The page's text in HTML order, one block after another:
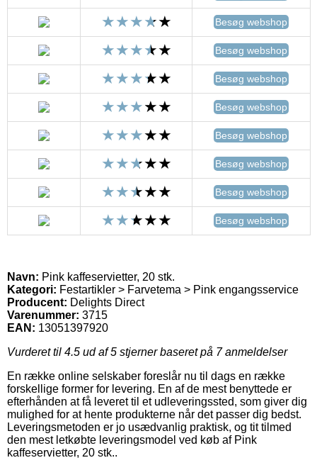
Besøg webshop
Besøg webshop
Besøg webshop
Besøg webshop
Besøg webshop
Besøg webshop
Besøg webshop
Besøg webshop
Navn: Pink kaffeservietter, 20 stk.
Kategori: Festartikler > Farvetema > Pink engangsservice
Producent: Delights Direct
Varenummer: 3715
EAN: 13051397920
Vurderet til 4.5 ud af 5 stjerner baseret på 7anmeldelser
En række online selskaber foreslår nu til dags en række
forskellige former for levering. En af de mest benyttede er
efterhånden at få leveret til et udleveringssted, som giver dig
mulighed for at hente produkterne når det passer dig bedst.
Leveringsmetoden er jo usædvanlig praktisk, og tit tilmed
den mest letkøbte leveringsmodel ved køb af Pink
kaffeservietter, 20 stk..